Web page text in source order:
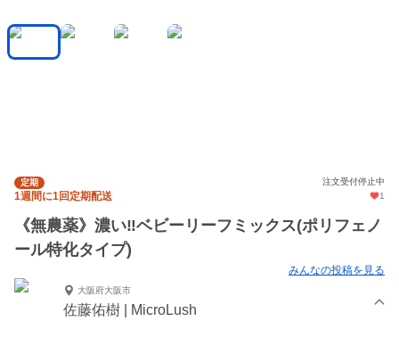
定期 注文受付停止中
1週間に1回定期配送 1
《無農薬》濃い‼️ベビーリーフミックス(ポリフェノ
ール特化タイプ)
みんなの投稿を見る
大阪府大阪市
佐藤佑樹 | MicroLush